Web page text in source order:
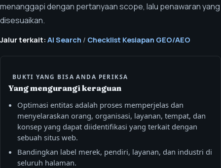
menanggapi dengan pertanyaan scope, lalu penawaran yang
disesuaikan.
Jalur terkait: AI Search / Checklist Kesiapan GEO/AEO
BUKTI YANG BISA ANDA PERIKSA
Yang mengurangi keraguan
Optimasi entitas adalah proses memperjelas dan
menyelaraskan orang, organisasi, layanan, tempat, dan
konsep yang dapat diidentifikasi yang terkait dengan
sebuah situs web.
Bandingkan label merek, pendiri, layanan, dan industri di
seluruh halaman.